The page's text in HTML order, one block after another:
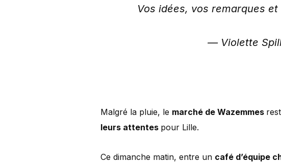
Vos idées, vos remarques
— Violette
Malgré la pluie, le marché de Wazemmes
leurs attentes pour Lille.
Ce dimanche matin, entre un café d’équipe